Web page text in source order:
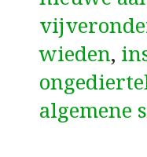
wieden,
algemene